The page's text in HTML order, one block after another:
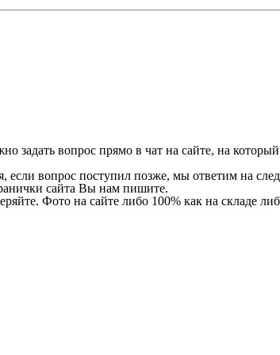
задать вопрос прямо в чат на сайте, на
если вопрос поступил позже, мы ответим на
сайта Вы нам пишите.
Фото на сайте либо 100% как на складе